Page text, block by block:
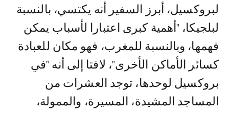
لبروكسيل، أبرز السفير أنه يكتسي، بالنسبة
لبلجيكا، "أهمية كبرى اعتبارا لأسباب يمكن
فهمها، وبالنسبة للمغرب، فهو مكان للعبادة
كسائر الأماكن الأخرى"، لافتا إلى أنه "في
بروكسيل لوحدها، توجد العشرات من
المساجد المشيدة، المسيرة، والممولة،